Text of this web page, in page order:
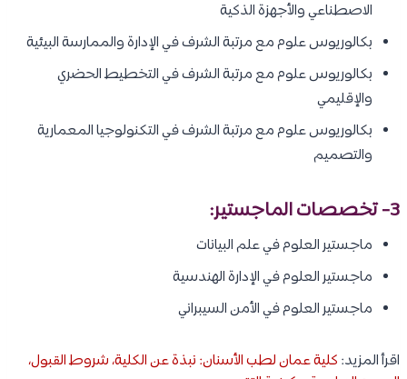
الاصطناعي والأجهزة الذكية
بكالوريوس علوم مع مرتبة الشرف في الإدارة والممارسة البيئية
بكالوريوس علوم مع مرتبة الشرف في التخطيط الحضري
والإقليمي
بكالوريوس علوم مع مرتبة الشرف في التكنولوجيا المعمارية
والتصميم
3- تخصصات الماجستير:
ماجستير العلوم في علم البيانات
ماجستير العلوم في الإدارة الهندسية
ماجستير العلوم في الأمن السيبراني
اقرأ المزيد: كلية عمان لطب الأسنان: نبذة عن الكلية، شروط القبول،